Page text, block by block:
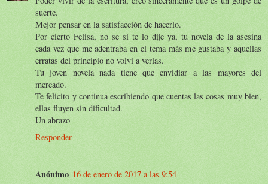
suerte.
Mejor pensar en la satisfacción de hacerlo.
Por cierto Felisa, no se si te lo dije ya, tu novela de la asesina
cada vez que me adentraba en el tema más me gustaba y aquellas
erratas del principio no volvi a verlas.
Tu joven novela nada tiene que envidiar a las mayores del
mercado.
Te felicito y continua escribiendo que cuentas las cosas muy bien,
ellas fluyen sin dificultad.
Un abrazo
Responder
Anónimo 16 de enero de 2017 a las 9:54